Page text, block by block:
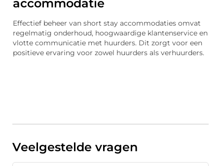
accommodatie
Effectief beheer van short stay accommodaties omvat
regelmatig onderhoud, hoogwaardige klantenservice en
vlotte communicatie met huurders. Dit zorgt voor een
positieve ervaring voor zowel huurders als verhuurders.
Veelgestelde vragen